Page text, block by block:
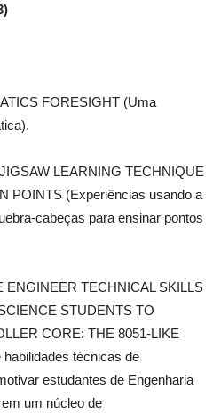
FORESIGHT (Uma
LEARNING TECHNIQUE
POINTS (Experiências usando a
cabeças para ensinar pontos
ENGINEER TECHNICAL SKILLS
STUDENTS TO
CORE: THE 8051-LIKE
técnicas de
estudantes de Engenharia
um núcleo de